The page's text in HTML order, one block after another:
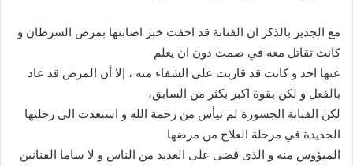
مع الجدير بالذكر ان الفنانة قد اخفت خبر اصابتها بمرض السرطان و
كانت تقاتل معه في صمت دون ان يعلم
عنها احد و كانت قد قاربت على الشفاء منه ، إلا أن المرض قد عاد
بالفعل و لكن بقوة اكبر بكثر من السابق،
لكن الفنانة الجسورة لم تيأس من رحمة الله و استعدت الى رحلتها
الجديدة في مرحلة العلاج من مرضها
الميؤوس منه و الذى قضى على العديد من الناس و لا ساما الفنانين